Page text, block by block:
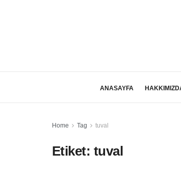
ANASAYFA
Home Tag tuval
Etiket: tuval